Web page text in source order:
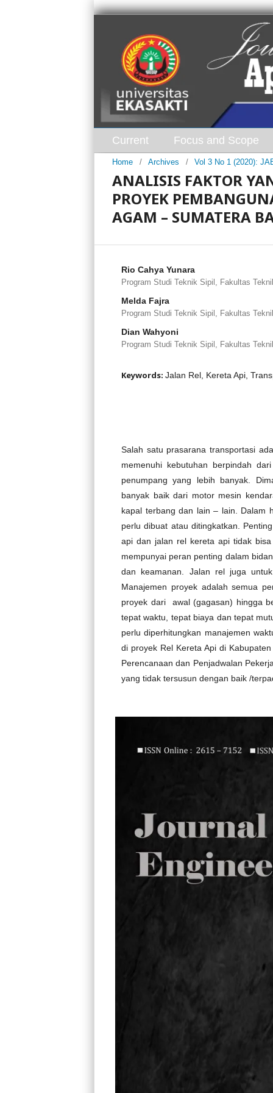
Current Focus and Scope
Home / Archives / Vol 3 No 1 (2020):
ANALISIS FAKTOR
PROYEK
AGAM – SUMATERA
Rio Cahya Yunara
Program Studi Teknik Sipil, Fakultas
Melda Fajra
Program Studi Teknik Sipil, Fakultas
Dian Wahyoni
Program Studi Teknik Sipil, Fakultas
Keywords: Jalan Rel, Kereta Api,
Salah satu prasarana transportasi
memenuhi kebutuhan berpindah
penumpang yang lebih banyak.
banyak baik dari motor mesin
kapal terbang dan lain – lain. Dalam
perlu dibuat atau ditingkatkan.
api dan jalan rel kereta api tidak
mempunyai peran penting dalam
dan keamanan. Jalan rel juga
Manajemen proyek adalah semua
proyek dari awal (gagasan) hingga
tepat waktu, tepat biaya dan tepat
perlu diperhitungkan manajemen
di proyek Rel Kereta Api di
Perencanaan dan Penjadwalan
yang tidak tersusun dengan baik /